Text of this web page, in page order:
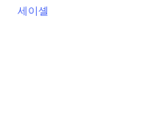
세이셸